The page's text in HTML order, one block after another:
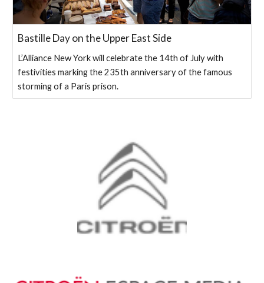
Bastille Day on the Upper East Side
L’Alliance New York will celebrate the 14th of July with
festivities marking the 235th anniversary of the famous
storming of a Paris prison.